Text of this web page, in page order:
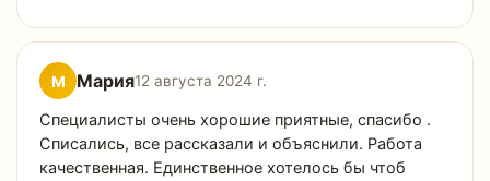
М Мария12 августа 2024 г.
Специалисты очень хорошие приятные, спасибо .
Списались, все рассказали и объяснили. Работа
качественная. Единственное хотелось бы чтоб